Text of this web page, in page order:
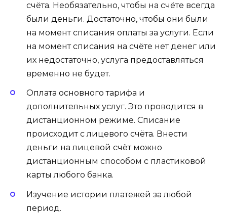
счёта. Необязательно, чтобы на счёте всегда
были деньги. Достаточно, чтобы они были
на момент списания оплаты за услуги. Если
на момент списания на счёте нет денег или
их недостаточно, услуга предоставляться
временно не будет.
Оплата основного тарифа и
дополнительных услуг. Это проводится в
дистанционном режиме. Списание
происходит с лицевого счёта. Внести
деньги на лицевой счёт можно
дистанционным способом с пластиковой
карты любого банка.
Изучение истории платежей за любой
период.